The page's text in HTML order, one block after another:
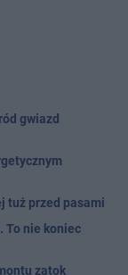
gwiazd
tuż przed pasami
To nie koniec
zatok